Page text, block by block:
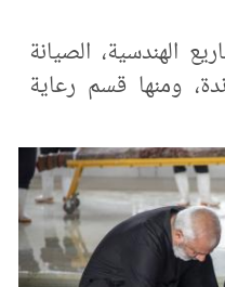
الهندسية، الصيانة
ومنها قسم رعاية